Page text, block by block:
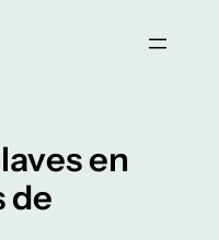
en
de